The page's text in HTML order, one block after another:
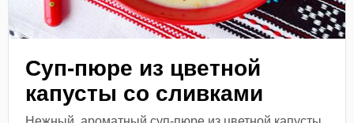
Суп-пюре из цветной
капусты со сливками